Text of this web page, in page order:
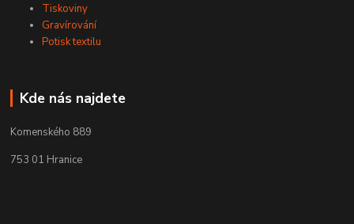
Tiskoviny
Gravírování
Potisk textilu
Kde nás najdete
Komenského 889
753 01 Hranice